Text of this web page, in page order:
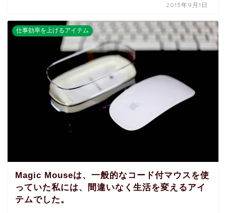
2013年9月1日
仕事効率を上げるアイテム
Magic Mouseは、一般的なコード付マウスを使
っていた私には、間違いなく生活を変えるアイ
テムでした。